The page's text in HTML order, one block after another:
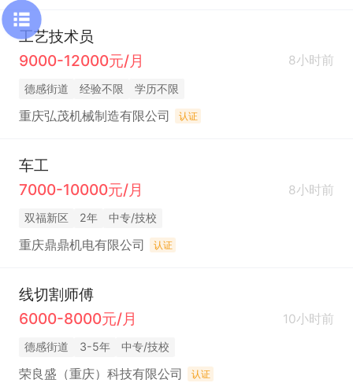
工艺技术员
9000-12000元/月
8小时前
德感街道 经验不限 学历不限
重庆弘茂机械制造有限公司 认证
车工
7000-10000元/月
8小时前
双福新区 2年 中专/技校
重庆鼎鼎机电有限公司 认证
线切割师傅
6000-8000元/月
10小时前
德感街道 3-5年 中专/技校
荣良盛（重庆）科技有限公司 认证